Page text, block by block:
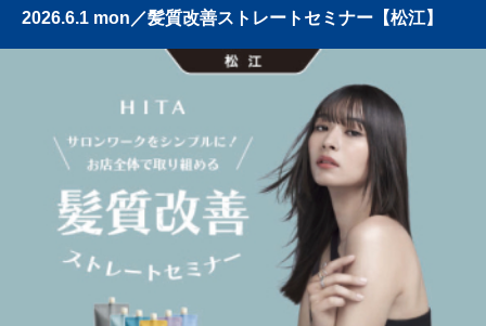
2026.6.1 mon／髪質改善ストレートセミナー【松江】